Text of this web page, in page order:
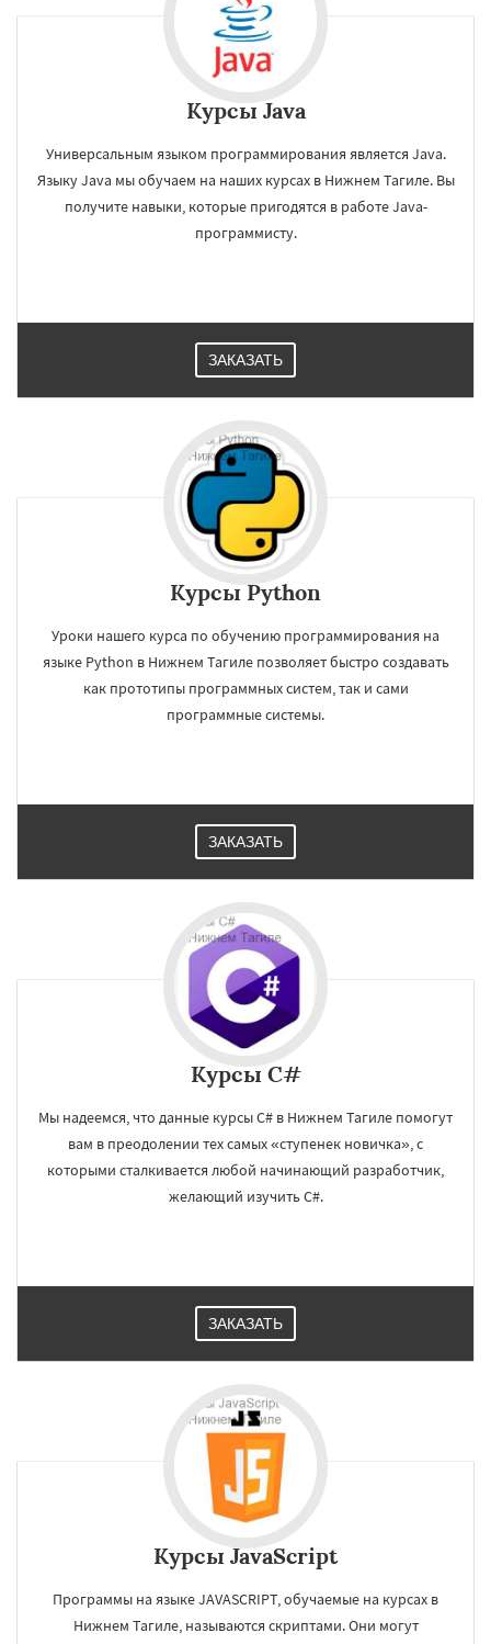
Курсы Java
Универсальным языком программирования является Java.
Языку Java мы обучаем на наших курсах в Нижнем Тагиле. Вы
получите навыки, которые пригодятся в работе Java-
программисту.
ЗАКАЗАТЬ
Курсы Python
Уроки нашего курса по обучению программирования на
языке Python в Нижнем Тагиле позволяет быстро создавать
как прототипы программных систем, так и сами
программные системы.
ЗАКАЗАТЬ
Курсы C#
Мы надеемся, что данные курсы C# в Нижнем Тагиле помогут
вам в преодолении тех самых «ступенек новичка», с
которыми сталкивается любой начинающий разработчик,
желающий изучить C#.
ЗАКАЗАТЬ
Курсы JavaScript
Программы на языке JAVASCRIPT, обучаемые на курсах в
Нижнем Тагиле, называются скриптами. Они могут